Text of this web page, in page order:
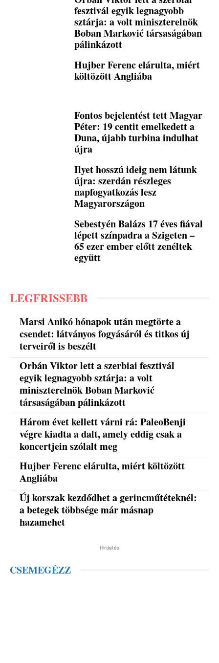
fesztivál egyik legnagyobb
sztárja: a volt miniszterelnök
Boban Marković társaságában
pálinkázott
Hujber Ferenc elárulta, miért
költözött Angliába
Fontos bejelentést tett Magyar
Péter: 19 centit emelkedett a
Duna, újabb turbina indulhat
újra
Ilyet hosszú ideig nem látunk
újra: szerdán részleges
napfogyatkozás lesz
Magyarországon
Sebestyén Balázs 17 éves fiával
lépett színpadra a Szigeten –
65 ezer ember előtt zenéltek
együtt
LEGFRISSEBB
Marsi Anikó hónapok után megtörte a
csendet: látványos fogyásáról és titkos új
terveiről is beszélt
Orbán Viktor lett a szerbiai fesztivál
egyik legnagyobb sztárja: a volt
miniszterelnök Boban Marković
társaságában pálinkázott
Három évet kellett várni rá: PaleoBenji
végre kiadta a dalt, amely eddig csak a
koncertjein szólalt meg
Hujber Ferenc elárulta, miért költözött
Angliába
Új korszak kezdődhet a gerincműtéteknél:
a betegek többsége már másnap
hazamehet
Hirdetés
CSEMEGÉZZ